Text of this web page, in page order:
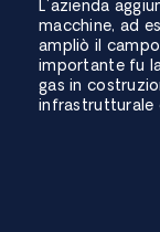
L'azienda
macchine, ad
ampliò il
importante fu
gas in
infrastrutturale